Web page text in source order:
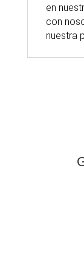
en
con
nuestra